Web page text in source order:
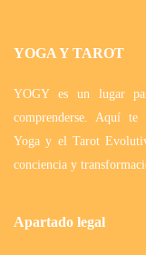
YOGA Y TAROT
YOGY es un lugar
comprenderse. Aquí
Yoga y el Tarot
conciencia y
Apartado legal